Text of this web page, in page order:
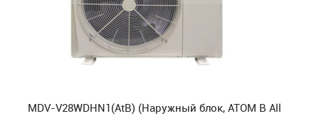
MDV-V28WDHN1(AtB) (Наружный блок, ATOM B All